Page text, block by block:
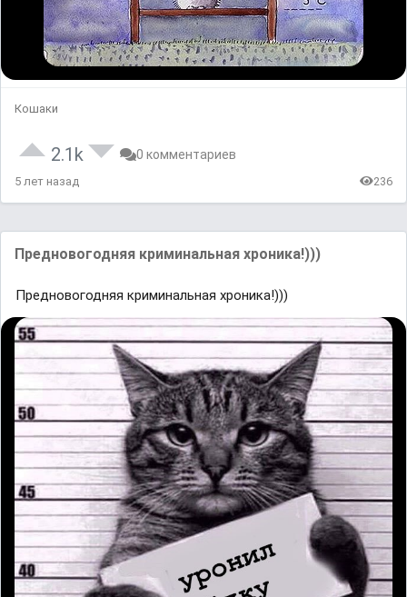
Кошаки
2.1k 0 комментариев
5 лет назад 236
Предновогодняя криминальная хроника!)))
Предновогодняя криминальная хроника!)))